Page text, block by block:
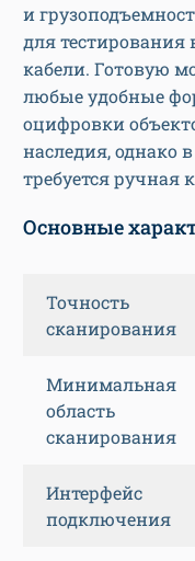
и
для тестирования
кабели. Готовую
любые удобные
оцифровки
наследия, однако
требуется ручная
Основные
Точность
сканирования
Минимальная
область
сканирования
Интерфейс
подключения